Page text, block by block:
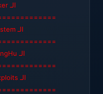
الـ Poker كاّمل 100% ,
الـ ChiSystem كاّمل 100% ,
الـ JiangHu كــاّمــل 100 % ,
الـ Pk Exploits كــأّمل 100% ,